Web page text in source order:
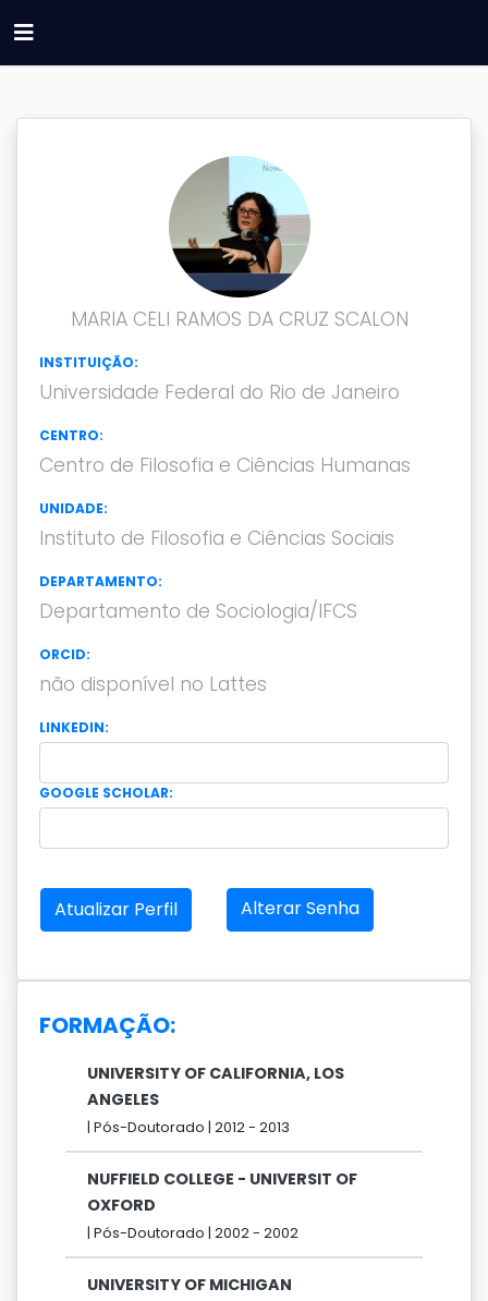
MARIA CELI RAMOS DA CRUZ SCALON
INSTITUIÇÃO:
Universidade Federal do Rio de Janeiro
CENTRO:
Centro de Filosofia e Ciências Humanas
UNIDADE:
Instituto de Filosofia e Ciências Sociais
DEPARTAMENTO:
Departamento de Sociologia/IFCS
ORCID:
não disponível no Lattes
LINKEDIN:
GOOGLE SCHOLAR:
Atualizar Perfil Alterar Senha
FORMAÇÃO:
UNIVERSITY OF CALIFORNIA, LOS
ANGELES
| Pós-Doutorado | 2012 - 2013
NUFFIELD COLLEGE - UNIVERSIT OF
OXFORD
| Pós-Doutorado | 2002 - 2002
UNIVERSITY OF MICHIGAN